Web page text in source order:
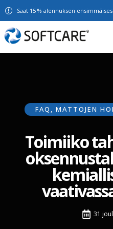
Saat 15 % alennuksen
FAQ , MATTOJEN
Toimiiko
31